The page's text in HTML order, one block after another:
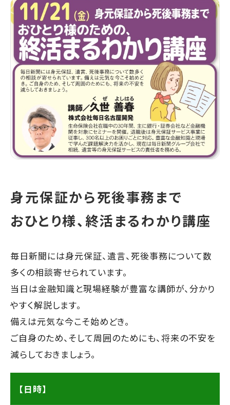
本
文
へ]
身元保証から死後事務まで
おひとり様、終活まるわかり講座
毎日新聞には身元保証、遺言、死後事務について数
多くの相談寄せられています。
当日は金融知識と現場経験が豊富な講師が、分かり
やすく解説します。
備えは元気な今こそ始めどき。
ご自身のため、そして周囲のためにも、将来の不安を
減らしておきましょう。
【日時】